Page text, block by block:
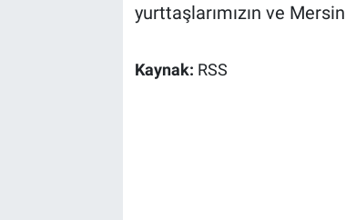
yurttaşlarımızın ve
Kaynak: RSS